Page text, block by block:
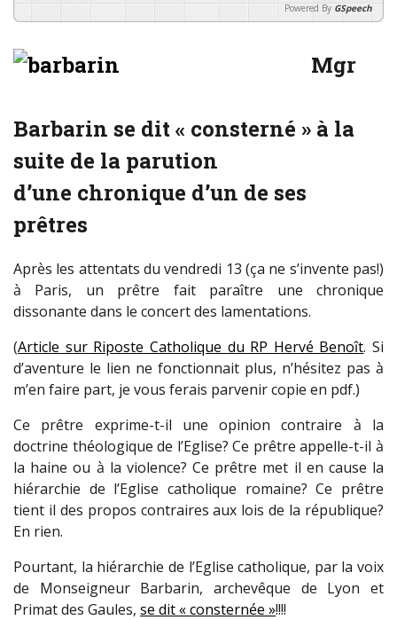
Powered By GSpeech
Mgr
Barbarin se dit « consterné » à la
suite de la parution
d’une chronique d’un de ses
prêtres
Après les attentats du vendredi 13 (ça ne s’invente pas!)
à Paris, un prêtre fait paraître une chronique
dissonante dans le concert des lamentations.
(Article sur Riposte Catholique du RP Hervé Benoît. Si
d’aventure le lien ne fonctionnait plus, n’hésitez pas à
m’en faire part, je vous ferais parvenir copie en pdf.)
Ce prêtre exprime-t-il une opinion contraire à la
doctrine théologique de l’Eglise? Ce prêtre appelle-t-il à
la haine ou à la violence? Ce prêtre met il en cause la
hiérarchie de l’Eglise catholique romaine? Ce prêtre
tient il des propos contraires aux lois de la république?
En rien.
Pourtant, la hiérarchie de l’Eglise catholique, par la voix
de Monseigneur Barbarin, archevêque de Lyon et
Primat des Gaules, se dit « consternée »!!!!